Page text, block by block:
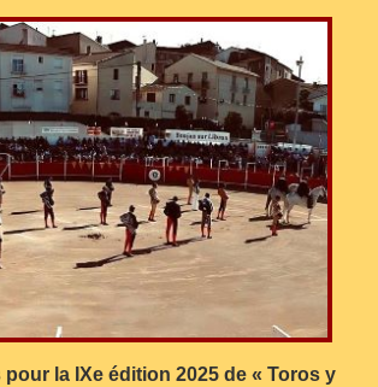
pour la IXe édition 2025 de « Toros y